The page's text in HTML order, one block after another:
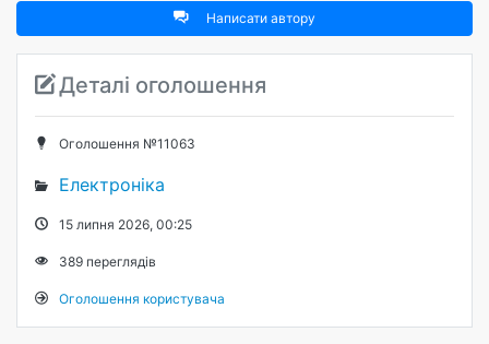
Написати автору
Деталі оголошення
Оголошення №11063
Електроніка
15 липня 2026, 00:25
389 переглядів
Оголошення користувача